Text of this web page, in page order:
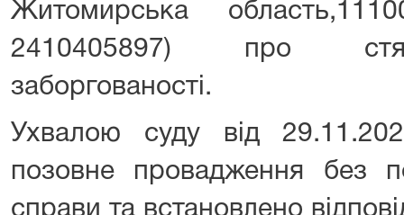
Житомирська
2410405897) про
заборгованості.
Ухвалою суду від
позовне провадження без
справи та встановлено